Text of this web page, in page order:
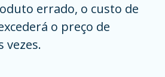
errado, o custo de
o preço de
vezes.